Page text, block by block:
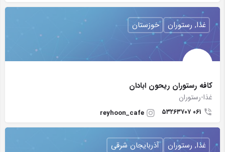
كافه رستوران ريحون ابادان
غذا-رستوران
۰۶۱ ۵۳۲۶۳۷۰۷ reyhoon_cafe
غذا, رستوران خوزستان
غذا, رستوران آذربایجان شرقی